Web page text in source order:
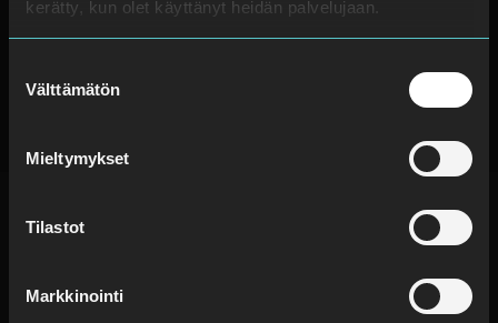
kerätty, kun olet käyttänyt heidän palvelujaan.
valinta
Välttämätön
Mieltymykset
Tilastot
Markkinointi